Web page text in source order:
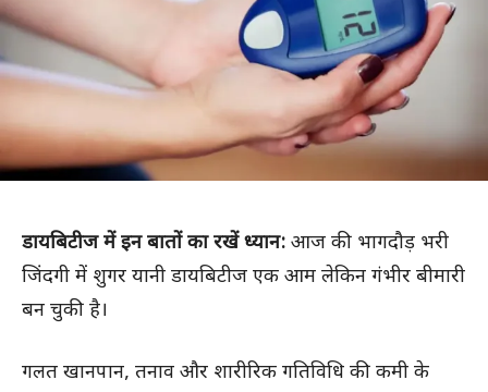
डायबिटीज में इन बातों का रखें ध्यान: आज की भागदौड़ भरी
जिंदगी में शुगर यानी डायबिटीज एक आम लेकिन गंभीर बीमारी
बन चुकी है।
गलत खानपान, तनाव और शारीरिक गतिविधि की कमी के